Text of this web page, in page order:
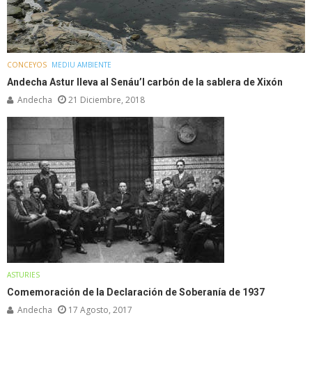
CONCEYOS MEDIU AMBIENTE
Andecha Astur lleva al Senáu’l carbón de la sablera de Xixón
Andecha 21 Diciembre, 2018
ASTURIES
Comemoración de la Declaración de Soberanía de 1937
Andecha 17 Agosto, 2017